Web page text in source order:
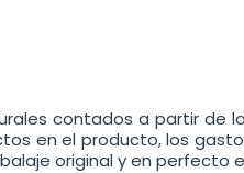
contados a partir
en el producto, los
original y en perfecto